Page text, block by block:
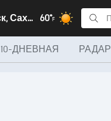
Курильск, Сахалин 60°F
10-ДНЕВНАЯ РАДАР